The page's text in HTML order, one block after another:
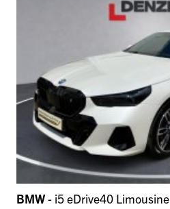
BMW- i5 eDrive40 Limousine